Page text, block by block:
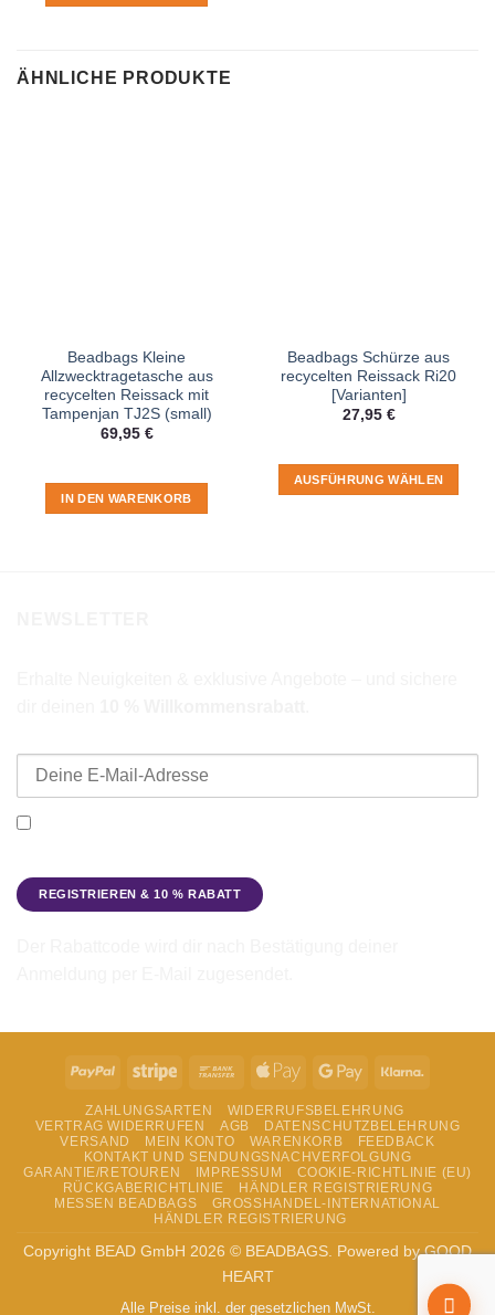
ÄHNLICHE PRODUKTE
Beadbags Kleine
Allzwecktragetasche aus
recycelten Reissack mit
Tampenjan TJ2S (small)
69,95 €
IN DEN WARENKORB
Beadbags Schürze aus
recycelten Reissack Ri20
[Varianten]
27,95 €
AUSFÜHRUNG WÄHLEN
PayPal Stripe
Bank
Apple
Google
ZAHLUNGSARTEN
WIDERRUFSBELEHRUNG
VERTRAG WIDERRUFEN
AGB
DATENSCHUTZBELEHRUNG
VERSAND
MEIN KONTO WARENKORB
FEEDBACK
KONTAKT UND SENDUNGSNACHVERFOLGUNG
GARANTIE/RETOUREN
IMPRESSUM
COOKIE-RICHTLINIE (EU)
RÜCKGABERICHTLINIE
HÄNDLER REGISTRIERUNG
MESSEN BEADBAGS
GROSSHANDEL-INTERNATIONAL
HÄNDLER REGISTRIERUNG
Copyright BEAD GmbH 2026 © BEADBAGS. Powered by GOOD
HEART
Alle Preise inkl. der gesetzlichen MwSt.